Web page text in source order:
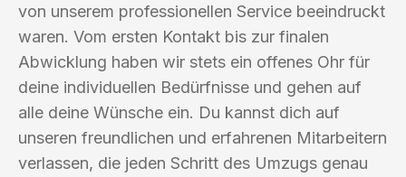
von unserem professionellen Service beeindruckt
waren. Vom ersten Kontakt bis zur finalen
Abwicklung haben wir stets ein offenes Ohr für
deine individuellen Bedürfnisse und gehen auf
alle deine Wünsche ein. Du kannst dich auf
unseren freundlichen und erfahrenen Mitarbeitern
verlassen, die jeden Schritt des Umzugs genau